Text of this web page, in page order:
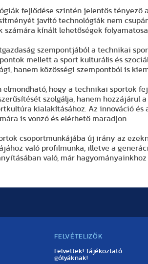
fejlődése szintén jelentős tényező
javító technológiák nem
számára kínált lehetőségek
szempontjából a technikai
mellett a sport kulturális és
hanem közösségi szempontból is
elmondható, hogy a technikai sportok
szolgálja, hanem hozzájárul
kialakításához. Az innováció
is vonzó és elérhető maradjon
csoportmunkájába új irány az
való profilmunka, illetve a
való, már
FELVÉTELIZŐK
Felvettek! Tájékoztató
gólyáknak!